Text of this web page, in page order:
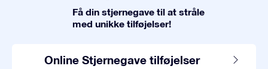
Få din stjernegave til at stråle
med unikke tilføjelser!
Online Stjernegave tilføjelser